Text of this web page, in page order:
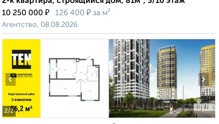
10 250 000 ₽ 126 400 ₽ за м²
Агентство, 08.08.2026
2/2
‹ ›